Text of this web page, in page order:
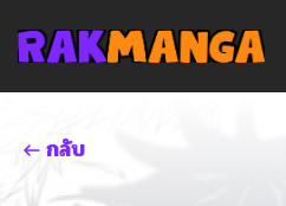
กลับ